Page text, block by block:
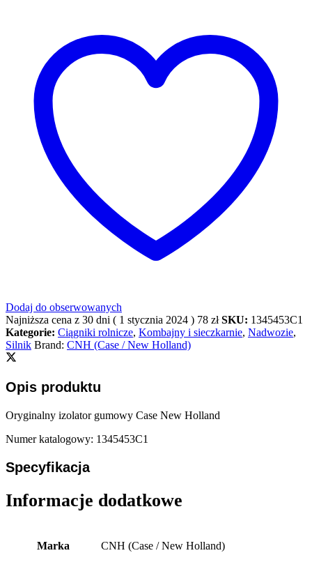
Dodaj do obserwowanych
Najniższa cena z 30 dni ( 1 stycznia 2024 ) 78 zł SKU: 1345453C1
Kategorie: Ciągniki rolnicze, Kombajny i sieczkarnie, Nadwozie,
Silnik Brand: CNH (Case / New Holland)
Opis produktu
Oryginalny izolator gumowy Case New Holland
Numer katalogowy: 1345453C1
Specyfikacja
Informacje dodatkowe
Marka CNH (Case / New Holland)